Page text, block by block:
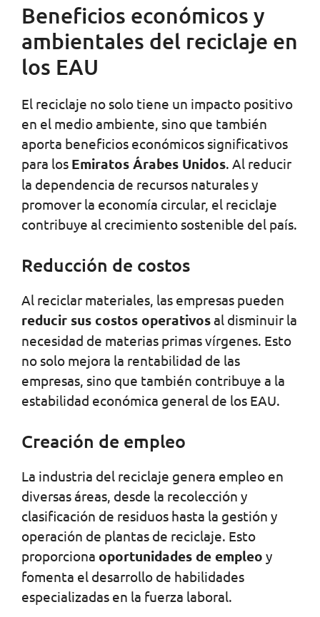
Beneficios económicos y
ambientales del reciclaje en
los EAU
El reciclaje no solo tiene un impacto positivo
en el medio ambiente, sino que también
aporta beneficios económicos significativos
para los Emiratos Árabes Unidos. Al reducir
la dependencia de recursos naturales y
promover la economía circular, el reciclaje
contribuye al crecimiento sostenible del país.
Reducción de costos
Al reciclar materiales, las empresas pueden
reducir sus costos operativosal disminuir la
necesidad de materias primas vírgenes. Esto
no solo mejora la rentabilidad de las
empresas, sino que también contribuye a la
estabilidad económica general de los EAU.
Creación de empleo
La industria del reciclaje genera empleo en
diversas áreas, desde la recolección y
clasificación de residuos hasta la gestión y
operación de plantas de reciclaje. Esto
proporciona oportunidades de empleo y
fomenta el desarrollo de habilidades
especializadas en la fuerza laboral.